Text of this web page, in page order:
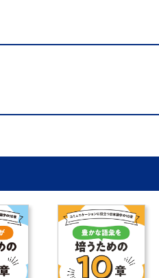
表記法